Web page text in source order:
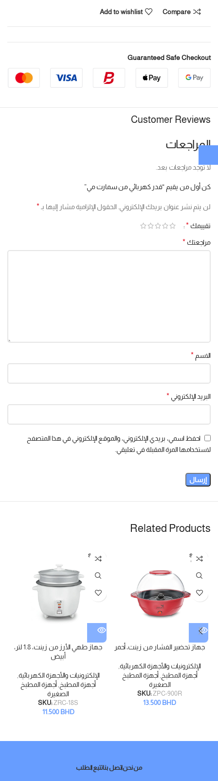
Compare
Add to wishlist
Guaranteed Safe Checkout
Customer Reviews
المراجعات
لا توجد مراجعات بعد.
كن أول من يقيم “قدر كهربائي من سمارت مي”
لن يتم نشر عنوان بريدك الإلكتروني. الحقول الإلزامية مشار إليها بـ *
تقييمك *
مراجعتك *
الاسم *
البريد الإلكتروني *
احفظ اسمي، بريدي الإلكتروني، والموقع الإلكتروني في هذا المتصفح
لاستخدامها المرة المقبلة في تعليقي.
Related Products
SOLD
OUT
جهاز تحضير الفشار من زينت، أحمر
الإلكترونيات والأجهزة الكهربائية,
أجهزة المطبخ ,أجهزة المطبخ
الصغيرة
SKU:ZPC-900R
13.500BHD
SOLD
OUT
جهاز طهي الأرز من زينت، 1.8 لتر،
أبيض
الإلكترونيات والأجهزة الكهربائية
أجهزة المطبخ أجهزة المطبخ
الصغيرة
SKU:ZRC-18S
11.500BHD
من نحناتصل بناتتبع الطلب